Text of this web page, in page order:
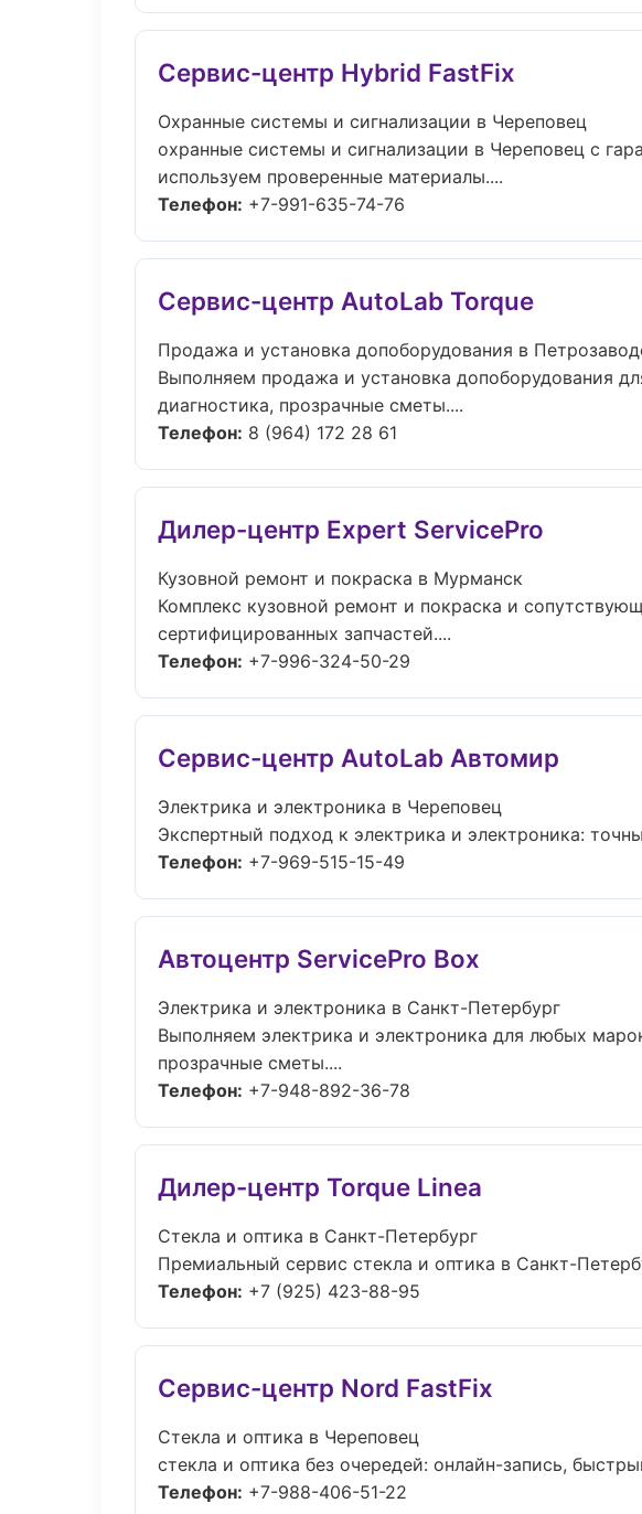
Сервис-центр Hybrid FastFix
Охранные системы и сигнализации в Череповец
охранные системы и сигнализации в Череповец с
используем проверенные материалы....
Телефон: +7-991-635-74-76
Сервис-центр AutoLab Torque
Продажа и установка допоборудования в
Выполняем продажа и установка допоборудования
диагностика, прозрачные сметы....
Телефон: 8 (964) 172 28 61
Дилер-центр Expert ServicePro
Кузовной ремонт и покраска в Мурманск
Комплекс кузовной ремонт и покраска и
сертифицированных запчастей....
Телефон: +7-996-324-50-29
Сервис-центр AutoLab Автомир
Электрика и электроника в Череповец
Экспертный подход к электрика и электроника:
Телефон: +7-969-515-15-49
Автоцентр ServicePro Box
Электрика и электроника в Санкт-Петербург
Выполняем электрика и электроника для любых
прозрачные сметы....
Телефон: +7-948-892-36-78
Дилер-центр Torque Linea
Стекла и оптика в Санкт-Петербург
Премиальный сервис стекла и оптика в Санкт-
Телефон: +7 (925) 423-88-95
Сервис-центр Nord FastFix
Стекла и оптика в Череповец
стекла и оптика без очередей: онлайн-запись,
Телефон: +7-988-406-51-22